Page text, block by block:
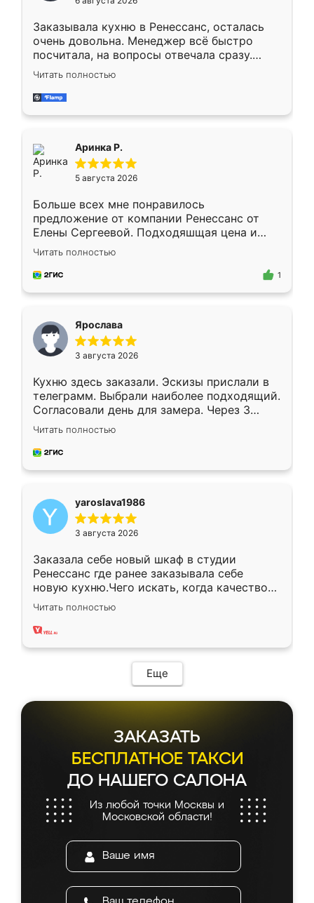
мебели буду заказывать только здесь.
Заказывала кухню в Ренессанс, осталась
очень довольна. Менеджер всё быстро
посчитала, на вопросы отвечала сразу.
Замерщик приехал в субботу, подошёл к
делу со всей ответственностью. Собрали
за день, ребята работали аккуратно, даже
Читать полностью
Аринка Р.
5 августа 2026
Больше всех мне понравилось
предложение от компании Ренессанс от
Елены Сергеевой. Подходяшщая цена и
короткие сроки изготовления. Приехавший
для замера сотрудник Владислав
предложил по моему эскизу самый
Читать полностью
1
Ярослава
3 августа 2026
Кухню здесь заказали. Эскизы прислали в
телеграмм. Выбрали наиболее подходящий.
Согласовали день для замера. Через 3
недели кухня была уже готова. Остались
довольны работой. Спасибо Ренессанс
мебель за качественную работу!
Читать полностью
yaroslava1986
3 августа 2026
Заказала себе новый шкаф в студии
Ренессанс где ранее заказывала себе
новую кухню.Чего искать, когда качеством
вполне довольна. Служит кухня уже почти
два года, нареканий нет.
Читать полностью
Еще
ЗАКАЗАТЬ
БЕСПЛАТНОЕ ТАКСИ
ДО НАШЕГО САЛОНА
Из любой точки Москвы и
Московской области!